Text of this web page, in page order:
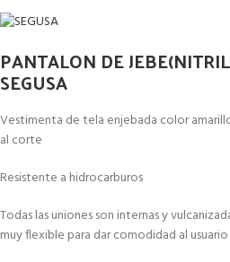
PANTALON DE
SEGUSA
Vestimenta de tela enjebada color
al corte
Resistente a hidrocarburos
Todas las uniones son internas y
muy flexible para dar comodidad al